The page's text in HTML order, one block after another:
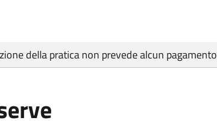
della pratica non prevede alcun pagamento